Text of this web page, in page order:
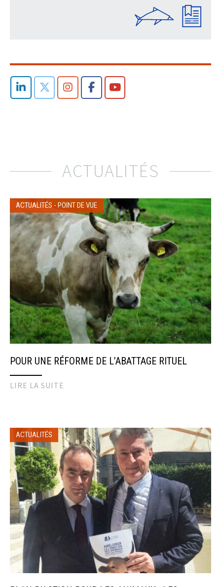
ACTUALITÉS
ACTUALITÉS - POINT DE VUE
POUR UNE RÉFORME DE L’ABATTAGE RITUEL
LIRE LA SUITE
ACTUALITÉS